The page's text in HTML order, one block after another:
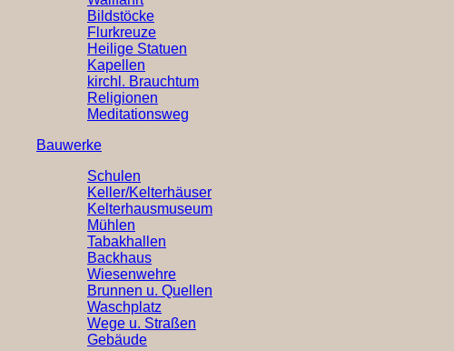
Bildstöcke
Flurkreuze
Heilige Statuen
Kapellen
kirchl. Brauchtum
Religionen
Meditationsweg
Bauwerke
Schulen
Keller/Kelterhäuser
Kelterhausmuseum
Mühlen
Tabakhallen
Backhaus
Wiesenwehre
Brunnen u. Quellen
Waschplatz
Wege u. Straßen
Gebäude